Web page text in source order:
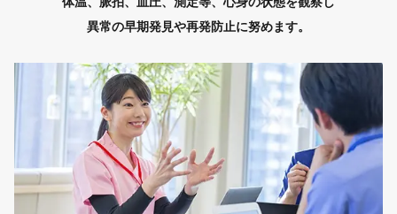
異常の早期発見や再発防止に努めます。